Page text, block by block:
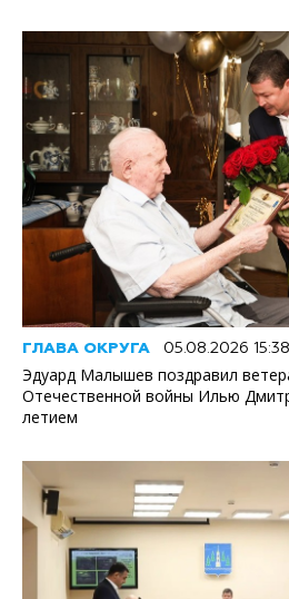
ГЛАВА ОКРУГА 05.08.2026 15:38
Эдуард Малышев поздравил
Отечественной войны Илью
летием